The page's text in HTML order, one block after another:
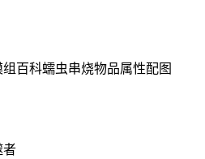
者